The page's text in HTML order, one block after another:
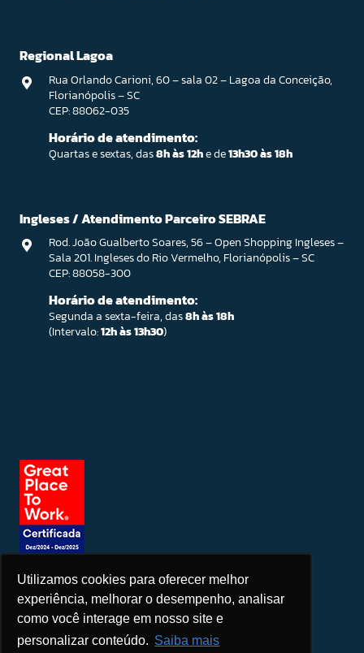
Utilizamos cookies para oferecer melhor
experiência, melhorar o desempenho, analisar
como você interage em nosso site e
personalizar conteúdo. Saiba mais
Regional Lagoa
Rua Orlando Carioni, 60 – sala 02 – Lagoa da Conceição,
Florianópolis – SC
CEP: 88062-035
Horário de atendimento:
Quartas e sextas, das8h às 12he de13h30 às 18h
Ingleses / Atendimento Parceiro SEBRAE
Rod. João Gualberto Soares, 56 – Open Shopping Ingleses –
Sala 201. Ingleses do Rio Vermelho, Florianópolis – SC
CEP: 88058-300
Horário de atendimento:
Segunda a sexta-feira, das8h às 18h
(Intervalo:12h às 13h30)
Seja um patrocinador